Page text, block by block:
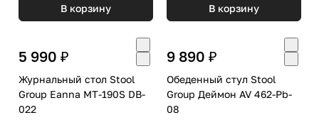
В корзину В корзину
5 990 ₽
Журнальный стол Stool
Group Eanna MT-190S DB-
022
9 890 ₽
Обеденный стул Stool
Group Деймон AV 462-Pb-
08